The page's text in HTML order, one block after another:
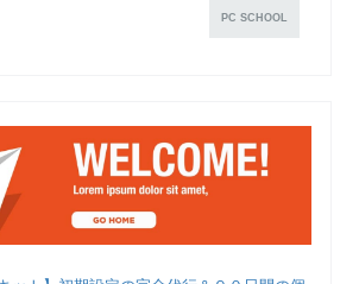
PC SCHOOL